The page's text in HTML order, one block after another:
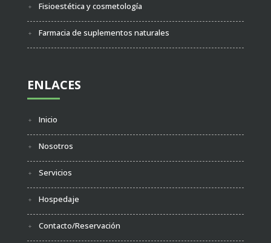
Fisioestética y cosmetología
Farmacia de suplementos naturales
ENLACES
Inicio
Nosotros
Servicios
Hospedaje
Contacto/Reservación